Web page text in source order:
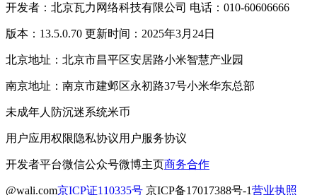
开发者：北京瓦力网络科技有限公司 电话：010-60606666
版本：13.5.0.70 更新时间：2025年3月24日
北京地址：北京市昌平区安居路小米智慧产业园
南京地址：南京市建邺区永初路37号小米华东总部
未成年人防沉迷系统米币
用户应用权限隐私协议用户服务协议
开发者平台微信公众号微博主页商务合作
@wali.com京ICP证110335号 京ICP备17017388号-1营业执照